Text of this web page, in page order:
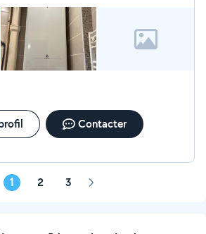
Contacter
1 2 3 Page